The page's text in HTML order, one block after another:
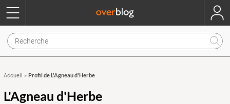
Accueil » Profil de L'Agneau d'Herbe
L'Agneau d'Herbe